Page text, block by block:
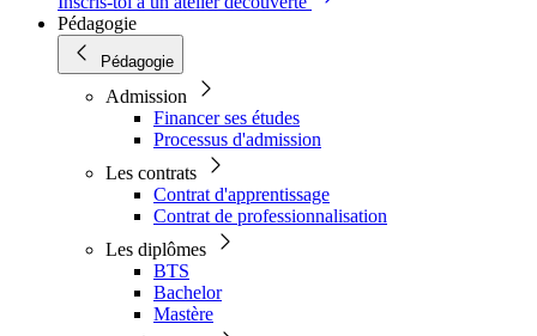
Pédagogie
Pédagogie
Admission
Financer ses études
Processus d'admission
Les contrats
Contrat d'apprentissage
Contrat de professionnalisation
Les diplômes
BTS
Bachelor
Mastère